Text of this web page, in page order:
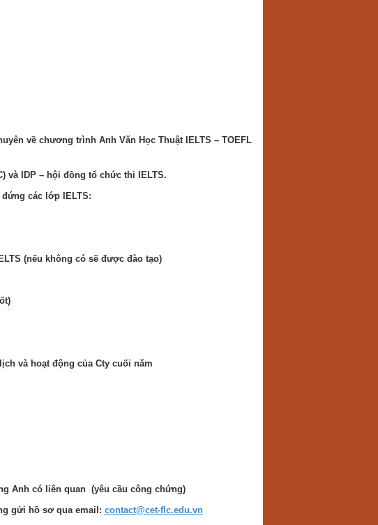
về chương trình Anh Văn Học Thuật IELTS – TOEFL
và IDP – hội đồng tổ chức thi IELTS.
các lớp IELTS:
(nếu không có sẽ được đào tạo)
và hoạt động của Cty cuối năm
Anh có liên quan (yêu cầu công chứng)
gửi hồ sơ qua email: contact@cet-flc.edu.vn